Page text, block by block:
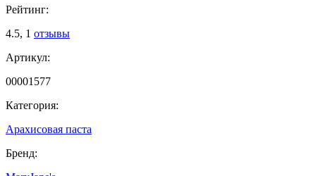
Рейтинг:
4.5, 1 отзывы
Артикул:
00001577
Категория:
Арахисовая паста
Бренд: